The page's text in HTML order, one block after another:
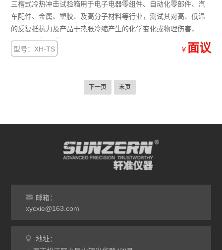
三槽式冷热冲击试验箱用于电子电器零组件、自动化零部件、汽
车配件、金属、塑胶、及高分子材料等行业，测试其对高、低温
的反复抵抗力及产品于热胀冷缩产生的化学变化或物理伤害，可
确认产品的品质。
型号：XH-TS ￥ 面议
下一页 末页
邮箱：
xycxie@163.com
地址：